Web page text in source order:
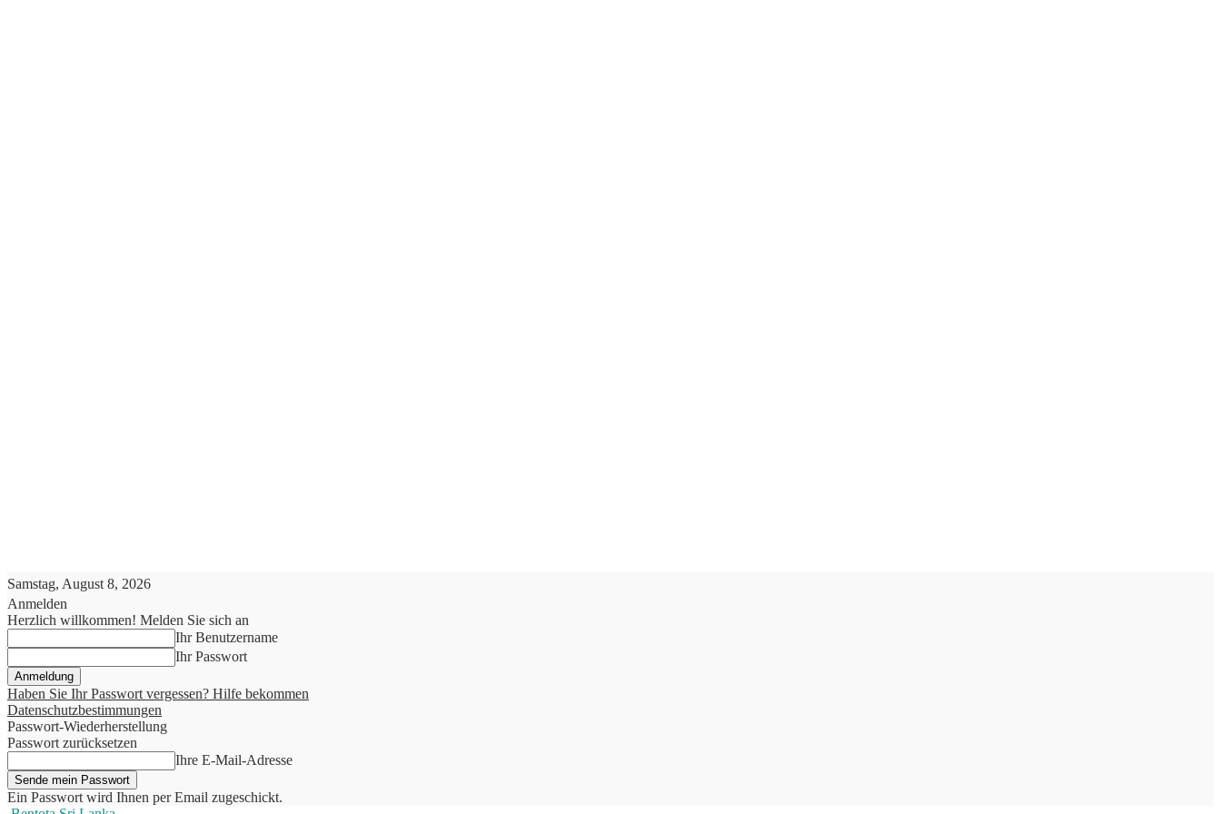
Samstag, August 8, 2026
Anmelden
Herzlich willkommen! Melden Sie sich an
Ihr Benutzername
Ihr Passwort
Haben Sie Ihr Passwort vergessen? Hilfe bekommen
Datenschutzbestimmungen
Passwort-Wiederherstellung
Passwort zurücksetzen
Ihre E-Mail-Adresse
Ein Passwort wird Ihnen per Email zugeschickt.